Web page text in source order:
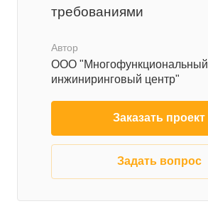
требованиями
Автор
ООО "Многофункциональный
инжиниринговый центр"
Заказать проект
Задать вопрос